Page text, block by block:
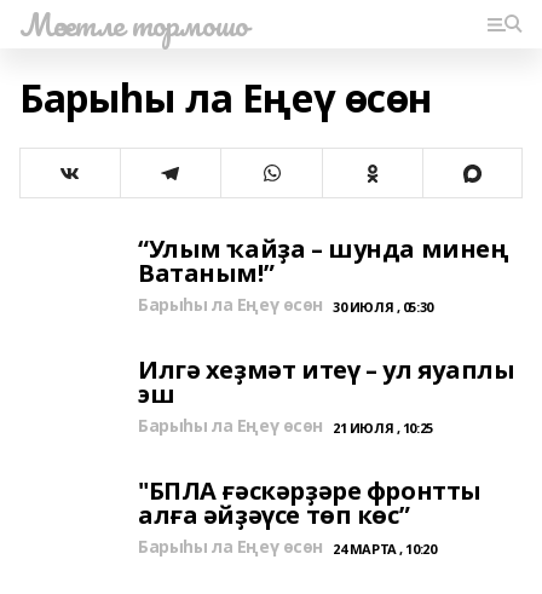
Мәсетле тормошо
Барыһы ла Еңеү өсөн
“Улым ҡайҙа – шунда минең
Ватаным!”
Барыһы ла Еңеү өсөн 30 ИЮЛЯ , 05:30
Илгә хеҙмәт итеү – ул яуаплы
эш
Барыһы ла Еңеү өсөн 21 ИЮЛЯ , 10:25
"БПЛА ғәскәрҙәре фронтты
алға әйҙәүсе төп көс”
Барыһы ла Еңеү өсөн 24 МАРТА , 10:20